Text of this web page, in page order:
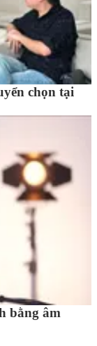
chọn tại
bằng âm